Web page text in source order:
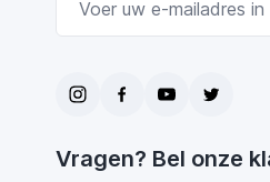
Vragen? Bel onze